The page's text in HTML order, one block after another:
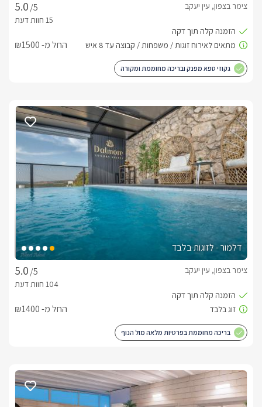
/5
צימר בצפון, עין יעקב
החל מ- ₪1500
גקוזי ספא מפנק ובריכה מחוממת ומקורה
דלמור - לזוגות בלבד
/5
צימר בצפון, עין יעקב
החל מ- ₪1400
בריכה מחוממת בפרטיות מלאה מול הנוף